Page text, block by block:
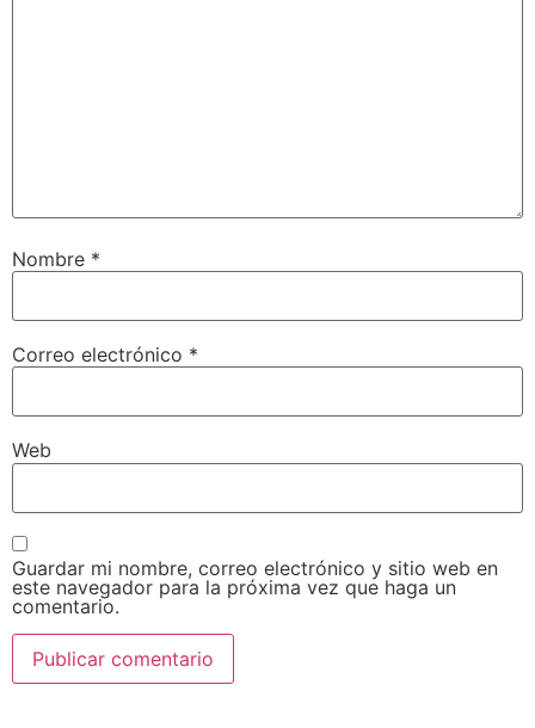
Nombre *
Correo electrónico *
Web
Guardar mi nombre, correo electrónico y sitio web en
este navegador para la próxima vez que haga un
comentario.